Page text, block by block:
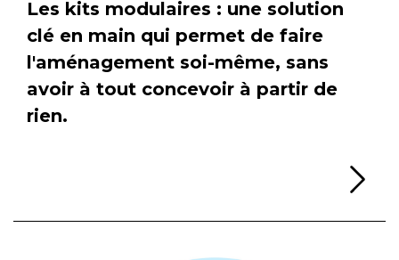
Les kits modulaires : une solution
clé en main qui permet de faire
l'aménagement soi-même, sans
avoir à tout concevoir à partir de
rien.